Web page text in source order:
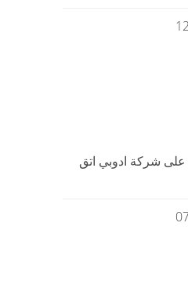
على شركة ادوبي اتق